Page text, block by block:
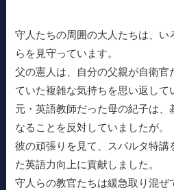
守人たちの周囲の大人たちは、い
らを見守っています。
父の憲人は、自分の父親が自衛官
ていた複雑な気持ちを思い返して
元・英語教師だった母の紀子は、
なることを反対していましたが。
彼の頑張りを見て、スパルタ特講
た英語力向上に貢献しました。
守人らの教官たちは緩急取り混ぜ